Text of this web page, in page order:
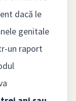
dacă le
genitale
un raport